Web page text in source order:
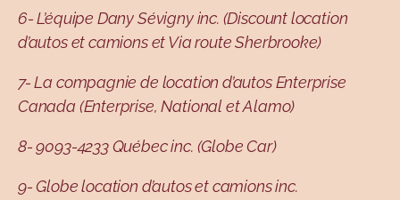
6- L’équipe Dany Sévigny inc. (Discount location
d’autos et camions et Via route Sherbrooke)
7- La compagnie de location d’autos Enterprise
Canada (Enterprise, National et Alamo)
8- 9093-4233 Québec inc. (Globe Car)
9- Globe location d’autos et camions inc.